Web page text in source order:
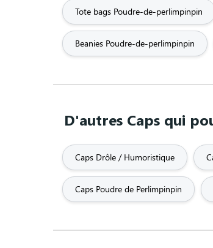
Tote bags Poudre-de-perlimpinpin
Beanies Poudre-de-perlimpinpin
D'autres Caps qui
Caps Drôle / Humoristique
Caps Poudre de Perlimpinpin